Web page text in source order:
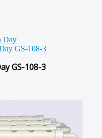
Day
GS-108-3
GS-108-3